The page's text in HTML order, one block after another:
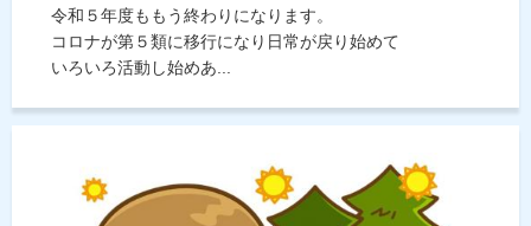
令和５年度ももう終わりになります。
コロナが第５類に移行になり日常が戻り始めて
いろいろ活動し始めあ...